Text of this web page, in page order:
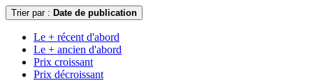
Trier par : Date de publication
Le + récent d'abord
Le + ancien d'abord
Prix croissant
Prix décroissant